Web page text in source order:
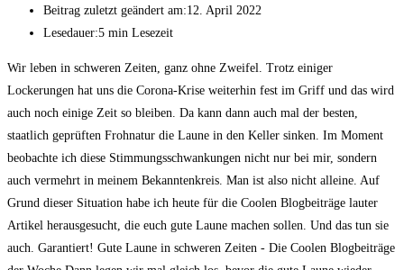
Beitrag zuletzt geändert am:12. April 2022
Lesedauer:5 min Lesezeit
Wir leben in schweren Zeiten, ganz ohne Zweifel. Trotz einiger
Lockerungen hat uns die Corona-Krise weiterhin fest im Griff und das wird
auch noch einige Zeit so bleiben. Da kann dann auch mal der besten,
staatlich geprüften Frohnatur die Laune in den Keller sinken. Im Moment
beobachte ich diese Stimmungsschwankungen nicht nur bei mir, sondern
auch vermehrt in meinem Bekanntenkreis. Man ist also nicht alleine. Auf
Grund dieser Situation habe ich heute für die Coolen Blogbeiträge lauter
Artikel herausgesucht, die euch gute Laune machen sollen. Und das tun sie
auch. Garantiert! Gute Laune in schweren Zeiten - Die Coolen Blogbeiträge